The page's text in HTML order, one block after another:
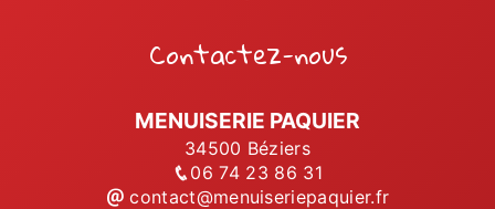
Contactez-nous
MENUISERIE PAQUIER
34500 Béziers
06 74 23 86 31
contact@menuiseriepaquier.fr